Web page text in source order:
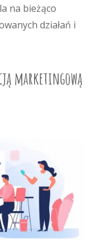
na bieżąco
działań i
marketingową